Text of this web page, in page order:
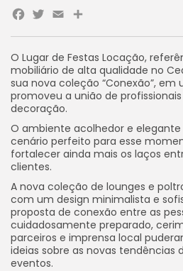
O Lugar de Festas Locação,
mobiliário de alta qualidade no
sua nova coleção “Conexão”,
promoveu a união de
decoração.
O ambiente acolhedor e
cenário perfeito para esse
fortalecer ainda mais os laços
clientes.
A nova coleção de lounges e
com um design minimalista e
proposta de conexão entre as
cuidadosamente preparado,
parceiros e imprensa local
ideias sobre as novas tendências
eventos.
Facebook
Twitter
EmailShare